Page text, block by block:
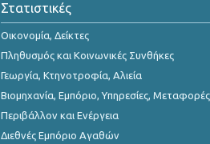
Μαρτίου 2023
Φεβρουαρίου 2023
Ιανουαρίου 2023
Δεκεμβρίου 2022
Νοεμβρίου 2022
Στατιστικές
Οικονομία, Δείκτες
Πληθυσμός και Κοινωνικές Συνθήκες
Γεωργία, Κτηνοτροφία, Αλιεία
Βιομηχανία, Εμπόριο, Υπηρεσίες, Μεταφορές
Περιβάλλον και Ενέργεια
Διεθνές Εμπόριο Αγαθών